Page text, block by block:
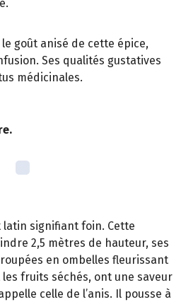
goût anisé de cette épice,
Ses qualités gustatives
médicinales.
signifiant foin. Cette
2,5 mètres de hauteur, ses
en ombelles fleurissant
les fruits séchés, ont une saveur
celle de l’anis. Il pousse à